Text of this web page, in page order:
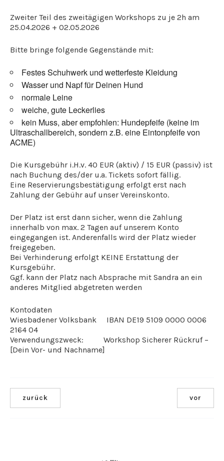
Zweiter Teil des zweitägigen Workshops zu je 2h am
25.04.2026 + 02.05.2026
Bitte bringe folgende Gegenstände mit:
Festes Schuhwerk und wetterfeste Kleidung
⁠Wasser und Napf für Deinen Hund
normale Leine
weiche, gute Leckerlies
kein Muss, aber empfohlen: Hundepfeife (keine im
Ultraschallbereich, sondern z.B. eine Eintonpfeife von
ACME)
Die Kursgebühr i.H.v. 40 EUR (aktiv) / 15 EUR (passiv) ist
nach Buchung des/der u.a. Tickets sofort fällig.
Eine Reservierungsbestätigung erfolgt erst nach
Zahlung der Gebühr auf unser Vereinskonto.
Der Platz ist erst dann sicher, wenn die Zahlung
innerhalb von max. 2 Tagen auf unserem Konto
eingegangen ist. Anderenfalls wird der Platz wieder
freigegeben.
Bei Verhinderung erfolgt KEINE Erstattung der
Kursgebühr.
Ggf. kann der Platz nach Absprache mit Sandra an ein
anderes Mitglied abgetreten werden
Kontodaten
Wiesbadener Volksbank IBAN DE19 5109 0000 0006
2164 04
Verwendungszweck: Workshop Sicherer Rückruf –
[Dein Vor- und Nachname]
zurück vor